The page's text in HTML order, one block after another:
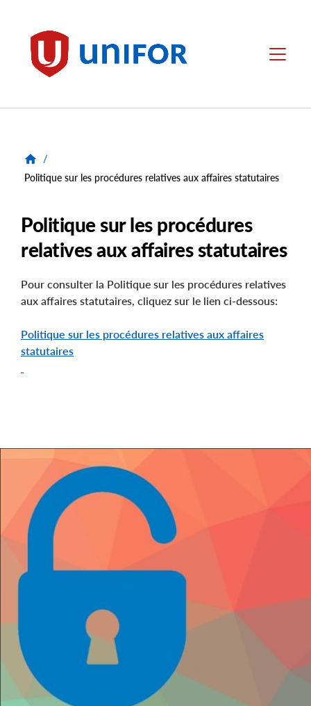
Unifor Menu
/
Politique sur les procédures relatives aux affaires statutaires
Politique sur les procédures
relatives aux affaires statutaires
Pour consulter la Politique sur les procédures relatives
aux affaires statutaires, cliquez sur le lien ci-dessous:
Politique sur les procédures relatives aux affaires
statutaires